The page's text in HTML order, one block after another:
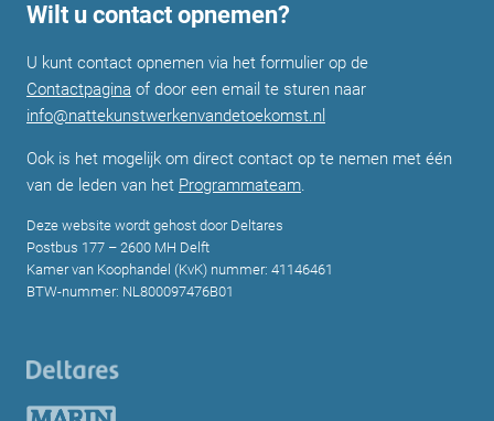
Wilt u contact opnemen?
U kunt contact opnemen via het formulier op de
Contactpagina of door een email te sturen naar
info@nattekunstwerkenvandetoekomst.nl
Ook is het mogelijk om direct contact op te nemen met één
van de leden van het Programmateam.
Deze website wordt gehost door Deltares
Postbus 177 – 2600 MH Delft
Kamer van Koophandel (KvK) nummer: 41146461
BTW-nummer: NL800097476B01